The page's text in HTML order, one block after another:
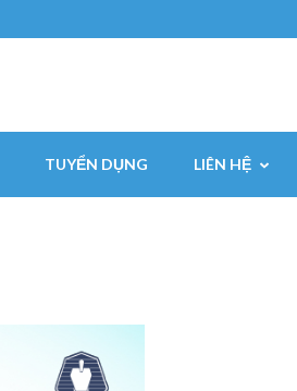
TUYỂN DỤNG LIÊN HỆ